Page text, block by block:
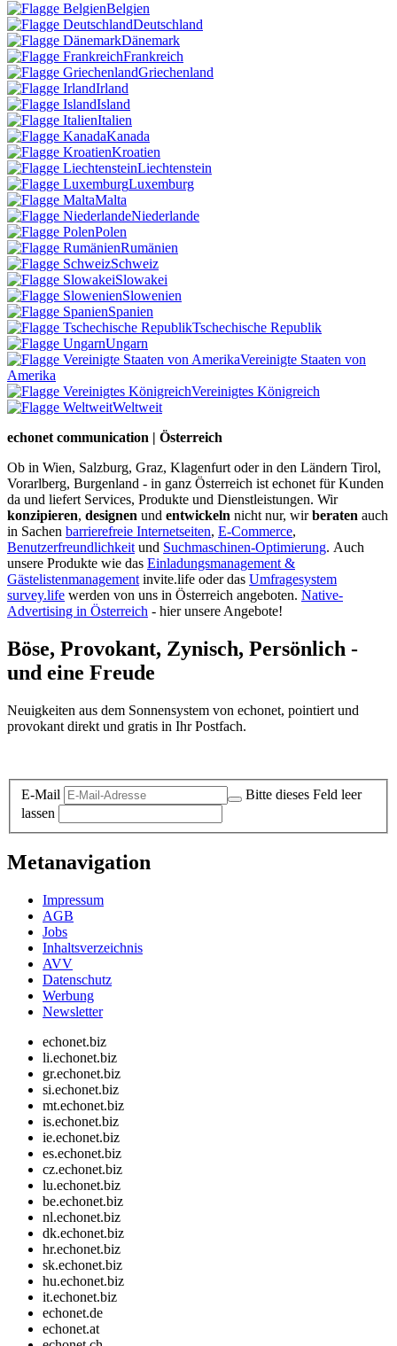
Belgien
Deutschland
Dänemark
Frankreich
Griechenland
Irland
Island
Italien
Kanada
Kroatien
Liechtenstein
Luxemburg
Malta
Niederlande
Polen
Rumänien
Schweiz
Slowakei
Slowenien
Spanien
Tschechische Republik
Ungarn
Vereinigte Staaten von
Amerika
Vereinigtes Königreich
Weltweit
echonet communication | Österreich
Ob in Wien, Salzburg, Graz, Klagenfurt oder in den Ländern Tirol,
Vorarlberg, Burgenland - in ganz Österreich ist echonet für Kunden
da und liefert Services, Produkte und Dienstleistungen. Wir
konzipieren, designen und entwickeln nicht nur, wirberaten auch
in Sachen barrierefreie Internetseiten, E-Commerce,
Benutzerfreundlichkeit und Suchmaschinen-Optimierung. Auch
unsere Produkte wie das Einladungsmanagement &
Gästelistenmanagement invite.life oder das Umfragesystem
survey.life werden von uns in Österreich angeboten. Native-
Advertising in Österreich - hier unsere Angebote!
Böse, Provokant, Zynisch, Persönlich -
und eine Freude
Neuigkeiten aus dem Sonnensystem von echonet, pointiert und
provokant direkt und gratis in Ihr Postfach.
E-Mail
Bitte dieses Feld leer
lassen
Metanavigation
Impressum
AGB
Jobs
Inhaltsverzeichnis
AVV
Datenschutz
Werbung
Newsletter
echonet.biz
li.echonet.biz
gr.echonet.biz
si.echonet.biz
mt.echonet.biz
is.echonet.biz
ie.echonet.biz
es.echonet.biz
cz.echonet.biz
lu.echonet.biz
be.echonet.biz
nl.echonet.biz
dk.echonet.biz
hr.echonet.biz
sk.echonet.biz
hu.echonet.biz
it.echonet.biz
echonet.de
echonet.at